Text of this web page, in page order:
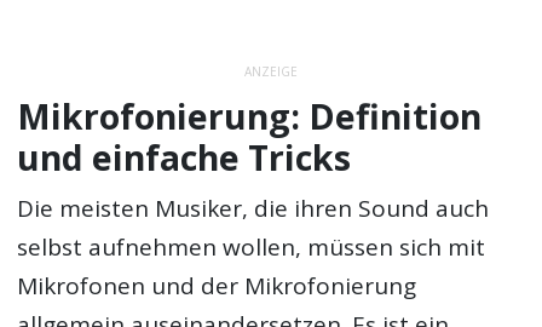
ANZEIGE
Mikrofonierung: Definition
und einfache Tricks
Die meisten Musiker, die ihren Sound auch
selbst aufnehmen wollen, müssen sich mit
Mikrofonen und der Mikrofonierung